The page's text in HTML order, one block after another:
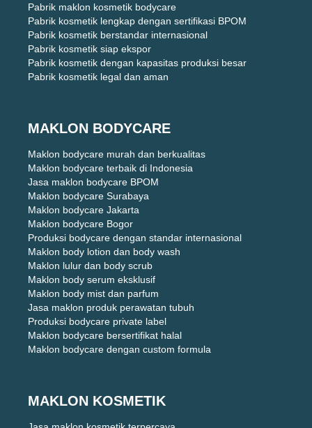
Pabrik maklon kosmetik bodycare
Pabrik kosmetik lengkap dengan sertifikasi BPOM
Pabrik kosmetik berstandar internasional
Pabrik kosmetik siap ekspor
Pabrik kosmetik dengan kapasitas produksi besar
Pabrik kosmetik legal dan aman
MAKLON BODYCARE
Maklon bodycare murah dan berkualitas
Maklon bodycare terbaik di Indonesia
Jasa maklon bodycare BPOM
Maklon bodycare Surabaya
Maklon bodycare Jakarta
Maklon bodycare Bogor
Produksi bodycare dengan standar internasional
Maklon body lotion dan body wash
Maklon lulur dan body scrub
Maklon body serum eksklusif
Maklon body mist dan parfum
Jasa maklon produk perawatan tubuh
Produksi bodycare private label
Maklon bodycare bersertifikat halal
Maklon bodycare dengan custom formula
MAKLON KOSMETIK